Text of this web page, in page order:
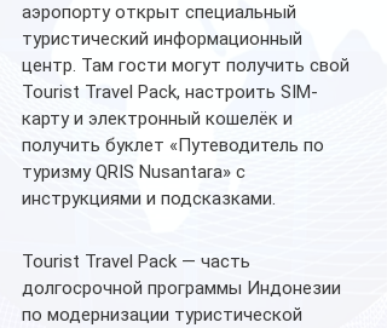
аэропорту открыт специальный
туристический информационный
центр. Там гости могут получить свой
Tourist Travel Pack, настроить SIM-
карту и электронный кошелёк и
получить буклет «Путеводитель по
туризму QRIS Nusantara» с
инструкциями и подсказками.
Tourist Travel Pack — часть
долгосрочной программы Индонезии
по модернизации туристической